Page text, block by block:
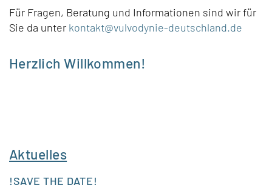
Für Fragen, Beratung und Informationen sind wir für
Sie da unter kontakt@vulvodynie-deutschland.de
Herzlich Willkommen!
Aktuelles
!SAVE THE DATE!